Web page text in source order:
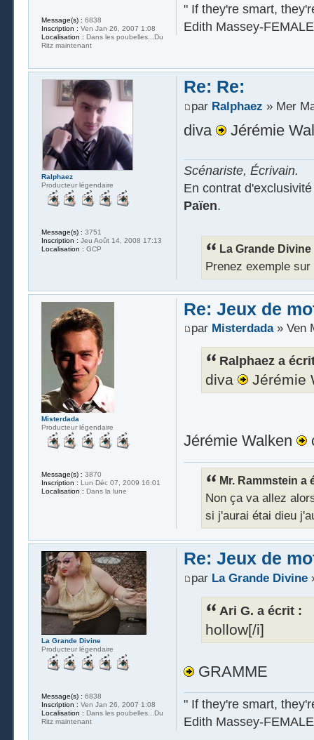
" If they're smart,
Edith Massey-
Message(s) : 6838
Inscription : Ven Jan 26, 2007 1:08
Localisation : Dans les poubelles...Du
Ritz maintenant
Re: Re:
par Ralphaez » Mer
diva Jérémie
Scénariste, Écrivain.
En contrat
Païen.
La Grande
Prenez exemple
Ralphaez
Producteur légendaire
Message(s) : 3751
Inscription : Jeu Août 14, 2008 17:13
Localisation : GCP
Re: Jeux de
par Misterdada» Ven
Ralphaez a
diva Jérémie
Jérémie Walken
Mr. Rammstein a
Non ça va allez
si j'aurai étai dieu
Misterdada
Producteur légendaire
Message(s) : 3870
Inscription : Lun Déc 07, 2009 16:01
Localisation : Dans la lune
Re: Jeux de
par La Grande Divine
Ari G. a écrit :
hollow[/i]
GRAMME
" If they're smart,
Edith Massey-
La Grande Divine
Producteur légendaire
Message(s) : 6838
Inscription : Ven Jan 26, 2007 1:08
Localisation : Dans les poubelles...Du
Ritz maintenant